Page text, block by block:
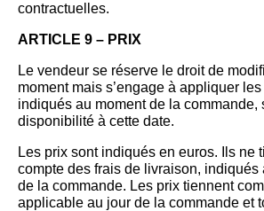
contractuelles.
ARTICLE 9 – PRIX
Le vendeur se réserve le droit de
moment mais s’engage à appliquer
indiqués au moment de la commande,
disponibilité à cette date.
Les prix sont indiqués en euros. Ils ne
compte des frais de livraison, indiqués
de la commande. Les prix tiennent
applicable au jour de la commande et